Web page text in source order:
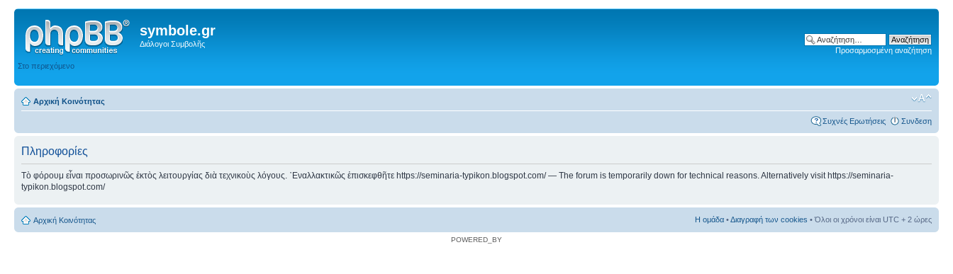
symbole.gr
Διάλογοι Συμβολῆς
Στο περιεχόμενο
Προσαρμοσμένη αναζήτηση
Αρχική Κοινότητας
Συχνές Ερωτήσεις Συνδεση
Πληροφορίες
Τὸ φόρουμ εἶναι προσωρινῶς ἐκτὸς λειτουργίας διὰ τεχνικοὺς λόγους. ᾿Εναλλακτικῶς ἐπισκεφθῆτε https://seminaria-typikon.blogspot.com/ — The forum is temporarily down for technical reasons. Alternatively visit https://seminaria-
typikon.blogspot.com/
Αρχική Κοινότητας Η ομάδα •Διαγραφή των cookies • Όλοι οι χρόνοι είναι UTC + 2 ώρες
POWERED_BY